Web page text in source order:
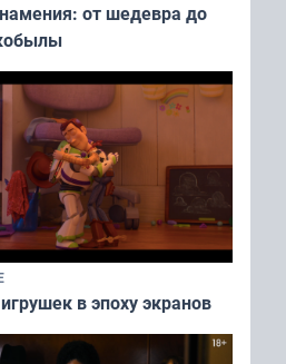
от шедевра до
в эпоху экранов